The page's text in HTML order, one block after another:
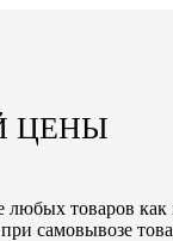
ЦЕНЫ
любых товаров
самовывозе